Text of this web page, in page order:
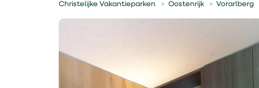
Christelijke Vakantieparken Oostenrijk Vorarlberg